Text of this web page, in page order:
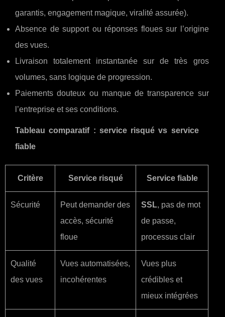
garantis, engagement magique, viralité assurée).
Absence de support ou réponses floues sur l’origine
des vues.
Livraison totalement instantanée sur de très gros
volumes, sans logique de progression.
Paiements douteux ou manque de transparence sur
l’entreprise et ses conditions.
Tableau comparatif : service risqué vs service
fiable
Critère Service risqué Service fiable
Sécurité
Peut demander des
accès, sécurité
floue
SSL, pas de mot
de passe,
processus clair
Qualité
des vues
Vues automatisées,
incohérentes
Vues plus
crédibles et
mieux intégrées